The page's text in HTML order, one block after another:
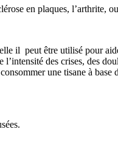
en plaques, l’arthrite,
il peut être utilisé pour
des crises, des
une tisane à